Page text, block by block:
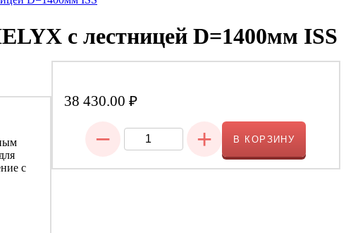
с лестницей D=1400мм ISS
с
38 430.00 ₽
− + В КОРЗИНУ